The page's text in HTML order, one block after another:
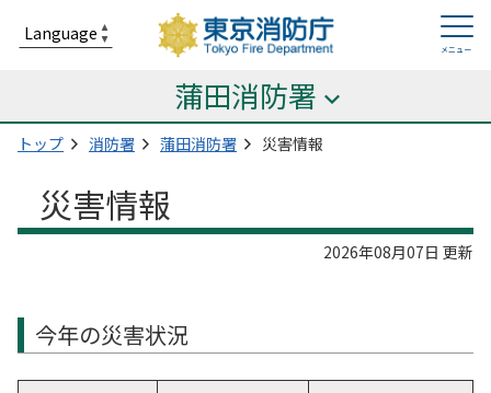
蒲田消防署
トップ 消防署 蒲田消防署 災害情報
災害情報
2026年08月07日 更新
今年の災害状況